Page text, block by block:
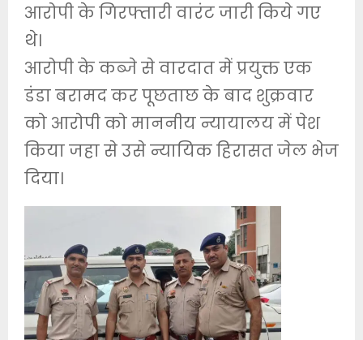
आरोपी के गिरफ्तारी वारंट जारी किये गए
थे।
आरोपी के कब्जे से वारदात में प्रयुक्त एक
डंडा बरामद कर पूछताछ के बाद शुक्रवार
को आरोपी को माननीय न्यायालय में पेश
किया जहा से उसे न्यायिक हिरासत जेल भेज
दिया।